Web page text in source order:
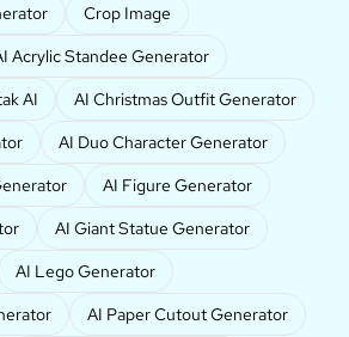
Crop Image
Acrylic Standee Generator
AI
AI Christmas Outfit Generator
AI Duo Character Generator
AI Figure Generator
AI Giant Statue Generator
AI Lego Generator
AI Paper Cutout Generator